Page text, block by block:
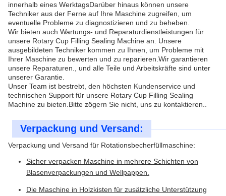
innerhalb eines WerktagsDarüber hinaus können unsere
Techniker aus der Ferne auf Ihre Maschine zugreifen, um
eventuelle Probleme zu diagnostizieren und zu beheben.
Wir bieten auch Wartungs- und Reparaturdienstleistungen für
unsere Rotary Cup Filling Sealing Machine an. Unsere
ausgebildeten Techniker kommen zu Ihnen, um Probleme mit
Ihrer Maschine zu bewerten und zu reparieren.Wir garantieren
unsere Reparaturen., und alle Teile und Arbeitskräfte sind unter
unserer Garantie.
Unser Team ist bestrebt, den höchsten Kundenservice und
technischen Support für unsere Rotary Cup Filling Sealing
Machine zu bieten.Bitte zögern Sie nicht, uns zu kontaktieren..
Verpackung und Versand:
Verpackung und Versand für Rotationsbecherfüllmaschine:
Sicher verpacken Maschine in mehrere Schichten von
Blasenverpackungen und Wellpappen.
Die Maschine in Holzkisten für zusätzliche Unterstützung